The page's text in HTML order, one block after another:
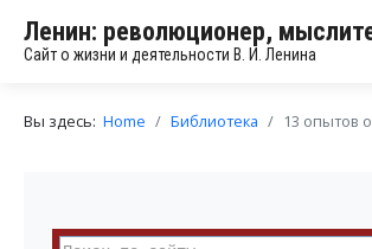
Ленин: революционер,
Сайт о жизни и деятельности В. И. Ленина
Вы здесь: Home Библиотека 13 опытов